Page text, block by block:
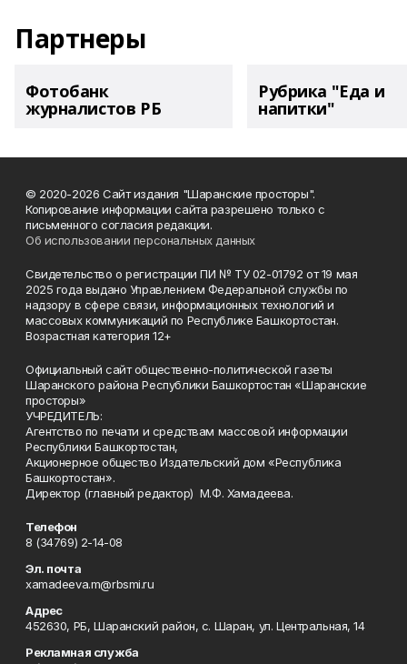
Партнеры
Фотобанк
журналистов РБ
Рубрика "Еда и
напитки"
© 2020-2026 Сайт издания "Шаранские просторы".
Копирование информации сайта разрешено только с
письменного согласия редакции.
Об использовании персональных данных
Свидетельство о регистрации ПИ № ТУ 02-01792 от 19 мая
2025 года выдано Управлением Федеральной службы по
надзору в сфере связи, информационных технологий и
массовых коммуникаций по Республике Башкортостан.
Возрастная категория 12+
Официальный сайт общественно-политической газеты
Шаранского района Республики Башкортостан «Шаранские
просторы»
УЧРЕДИТЕЛЬ:
Агентство по печати и средствам массовой информации
Республики Башкортостан,
Акционерное общество Издательский дом «Республика
Башкортостан».
Директор (главный редактор) М.Ф. Хамадеева.
Телефон
8 (34769) 2-14-08
Эл. почта
xamadeeva.m@rbsmi.ru
Адрес
452630, РБ, Шаранский район, с. Шаран, ул. Центральная, 14
Рекламная служба